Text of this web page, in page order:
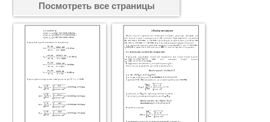
Посмотреть все страницы